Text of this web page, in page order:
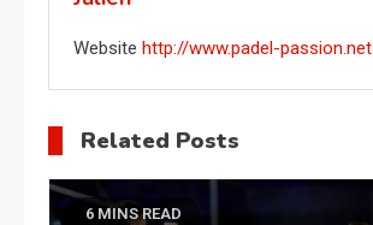
Website http://www.padel-passion.net
Related Posts
6 MINS READ